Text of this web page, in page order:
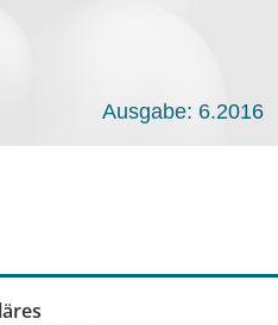
Ausgabe: 6.2016